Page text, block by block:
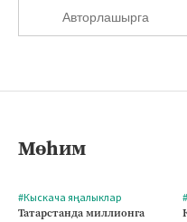
Авторлашырга
Мөһим
#Кыскача яңалыклар
Татарстанда миллионга